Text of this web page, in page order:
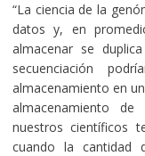
“La ciencia de la
datos y, en
almacenar se
secuenciación
almacenamiento en
almacenamiento
nuestros científicos
cuando la cantidad